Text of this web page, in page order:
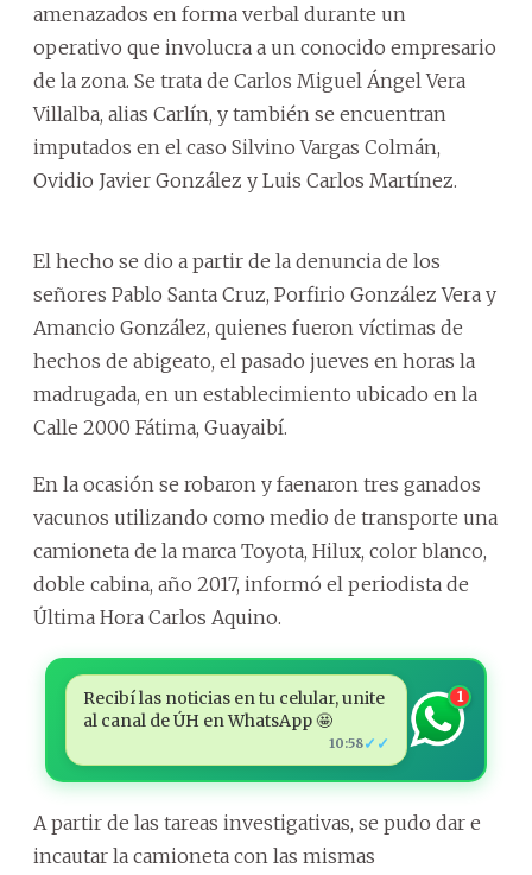
amenazados en forma verbal durante un
operativo que involucra a un conocido empresario
de la zona. Se trata de Carlos Miguel Ángel Vera
Villalba, alias Carlín, y también se encuentran
imputados en el caso Silvino Vargas Colmán,
Ovidio Javier González y Luis Carlos Martínez.
El hecho se dio a partir de la denuncia de los
señores Pablo Santa Cruz, Porfirio González Vera y
Amancio González, quienes fueron víctimas de
hechos de abigeato, el pasado jueves en horas la
madrugada, en un establecimiento ubicado en la
Calle 2000 Fátima, Guayaibí.
En la ocasión se robaron y faenaron tres ganados
vacunos utilizando como medio de transporte una
camioneta de la marca Toyota, Hilux, color blanco,
doble cabina, año 2017, informó el periodista de
Última Hora Carlos Aquino.
Recibí las noticias en tu celular, unite
al canal de ÚH en WhatsApp 🤩
10:58✓✓
1
A partir de las tareas investigativas, se pudo dar e
incautar la camioneta con las mismas